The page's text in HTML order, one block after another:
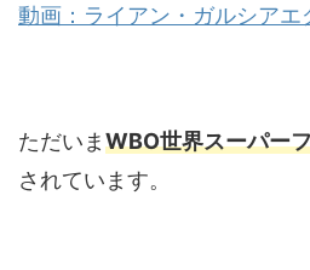
動画：ライアン・ガルシアエ
ただいまWBO世界スーパー
されています。